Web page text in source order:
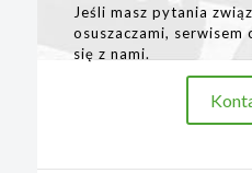
Jeśli masz pytania
osuszaczami, serwisem
się z nami.